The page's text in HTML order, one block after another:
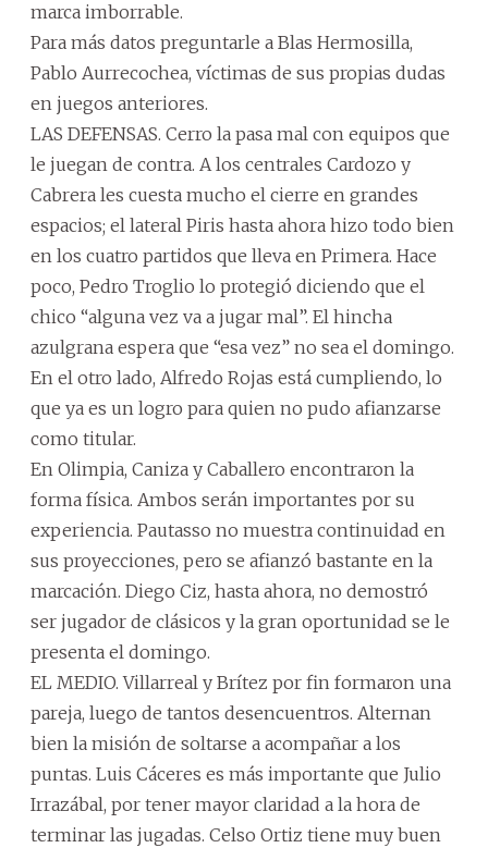
marca imborrable.
Para más datos preguntarle a Blas Hermosilla,
Pablo Aurrecochea, víctimas de sus propias dudas
en juegos anteriores.
LAS DEFENSAS. Cerro la pasa mal con equipos que
le juegan de contra. A los centrales Cardozo y
Cabrera les cuesta mucho el cierre en grandes
espacios; el lateral Piris hasta ahora hizo todo bien
en los cuatro partidos que lleva en Primera. Hace
poco, Pedro Troglio lo protegió diciendo que el
chico “alguna vez va a jugar mal”. El hincha
azulgrana espera que “esa vez” no sea el domingo.
En el otro lado, Alfredo Rojas está cumpliendo, lo
que ya es un logro para quien no pudo afianzarse
como titular.
En Olimpia, Caniza y Caballero encontraron la
forma física. Ambos serán importantes por su
experiencia. Pautasso no muestra continuidad en
sus proyecciones, pero se afianzó bastante en la
marcación. Diego Ciz, hasta ahora, no demostró
ser jugador de clásicos y la gran oportunidad se le
presenta el domingo.
EL MEDIO. Villarreal y Brítez por fin formaron una
pareja, luego de tantos desencuentros. Alternan
bien la misión de soltarse a acompañar a los
puntas. Luis Cáceres es más importante que Julio
Irrazábal, por tener mayor claridad a la hora de
terminar las jugadas. Celso Ortiz tiene muy buen